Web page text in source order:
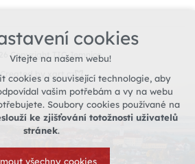
Copyright TIC Jemnice
Created by xart.cz
cookies
Vítejte na našem webu!
cookies a související technologie, aby
vašim potřebám a vy na webu
Soubory cookies používané na
ke zjišťování totožnosti uživatelů
stránek.
všechny cookies